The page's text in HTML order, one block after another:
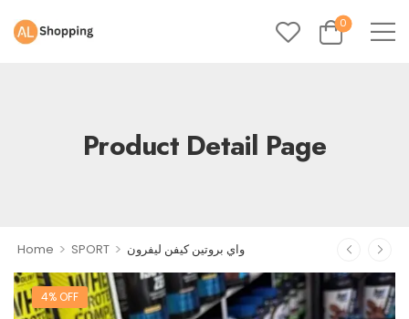
0
Product Detail Page
Home > SPORT > واي بروتين كيفن ليفرون
4% OFF